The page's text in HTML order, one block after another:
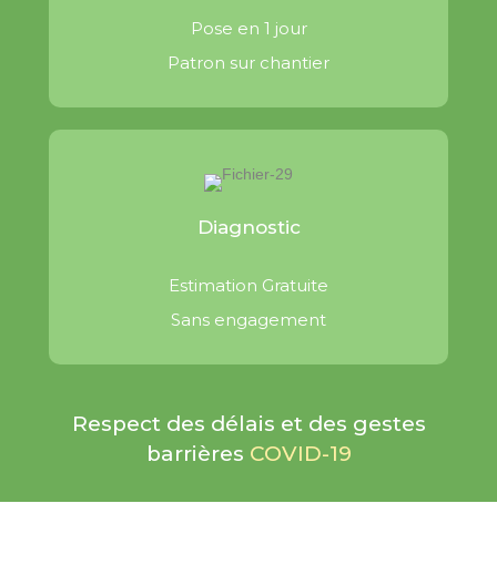
Pose en 1 jour
Patron sur chantier
Diagnostic
Estimation Gratuite
Sans engagement
Respect des délais et des gestes
barrières COVID-19